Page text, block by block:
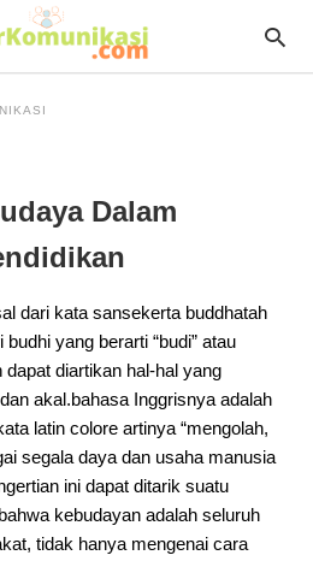
Dalam
dari kata sansekerta buddhatah
yang berarti “budi” atau
dapat diartikan hal-hal yang
akal.bahasa Inggrisnya adalah
latin colore artinya “mengolah,
segala daya dan usaha manusia
ini dapat ditarik suatu
kebudayan adalah seluruh
tidak hanya mengenai cara